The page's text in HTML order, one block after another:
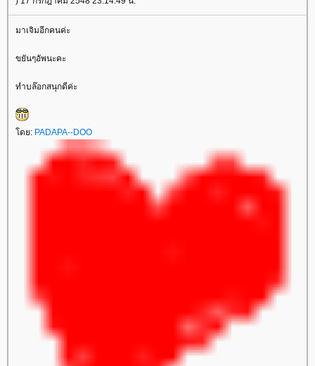
มาเจิมอีกคนค่ะ
ขยันๆอัพนะคะ
ทำบล๊อกสนุกดีค่ะ
ดย: PADAPA--DOO